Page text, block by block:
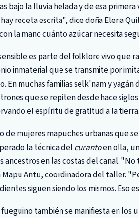
bajo la lluvia helada y de esa
receta escrita", dice doña Elena
la mano cuánto azúcar necesita
es parte del folklore vivo que
inmaterial que se transmite por
En muchas familias selk'nam y
que se repiten desde hace
el espíritu de gratitud a la tierra.
de mujeres mapuches urbanas que
la técnica del curantoen olla,
ancestros en las costas del canal.
Antu, coordinadora del taller.
siguen siendo los mismos. Eso
también se manifiesta en los